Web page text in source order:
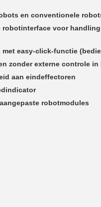
en conventionele
robotinterface voor
met easy-click-functie
zonder externe controle
aan eindeffectoren
robotmodules